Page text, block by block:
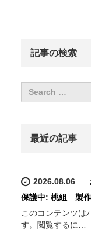
記事の検索
最近の記事
2026.08.06
保護中: 桃組 製作
このコンテンツは
す。閲覧するに…